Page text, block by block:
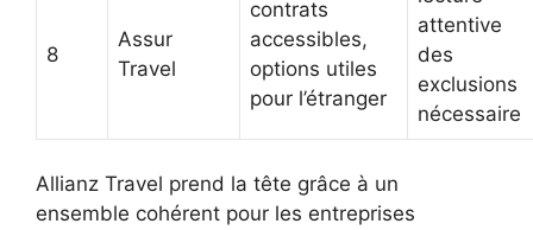
8
Assur
Travel
contrats
accessibles,
options utiles
pour l’étranger
attentive
des
exclusions
nécessaire
Allianz Travel prend la tête grâce à un
ensemble cohérent pour les entreprises